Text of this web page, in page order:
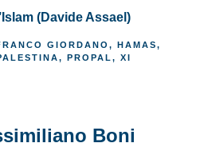
(Davide Assael)
GIORDANO , HAMAS,
, PROPAL , XI
Boni